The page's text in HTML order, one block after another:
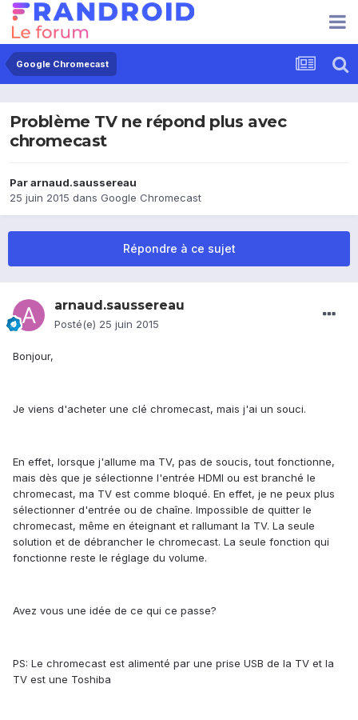
Google Chromecast
Problème TV ne répond plus avec
chromecast
Pararnaud.saussereau
25 juin 2015 dans Google Chromecast
Répondre à ce sujet
arnaud.saussereau
Posté(e) 25 juin 2015
Bonjour,
Je viens d'acheter une clé chromecast, mais j'ai un souci.
En effet, lorsque j'allume ma TV, pas de soucis, tout fonctionne,
mais dès que je sélectionne l'entrée HDMI ou est branché le
chromecast, ma TV est comme bloqué. En effet, je ne peux plus
sélectionner d'entrée ou de chaîne. Impossible de quitter le
chromecast, même en éteignant et rallumant la TV. La seule
solution et de débrancher le chromecast. La seule fonction qui
fonctionne reste le réglage du volume.
Avez vous une idée de ce qui ce passe?
PS: Le chromecast est alimenté par une prise USB de la TV et la
TV est une Toshiba